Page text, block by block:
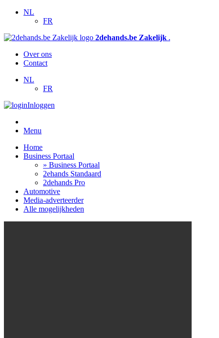
NL
FR
2dehands.be Zakelijk .
Over ons
Contact
NL
FR
Inloggen
Menu
Home
Business Portaal
» Business Portaal
2ehands Standaard
2dehands Pro
Automotive
Media-adverteerder
Alle mogelijkheden